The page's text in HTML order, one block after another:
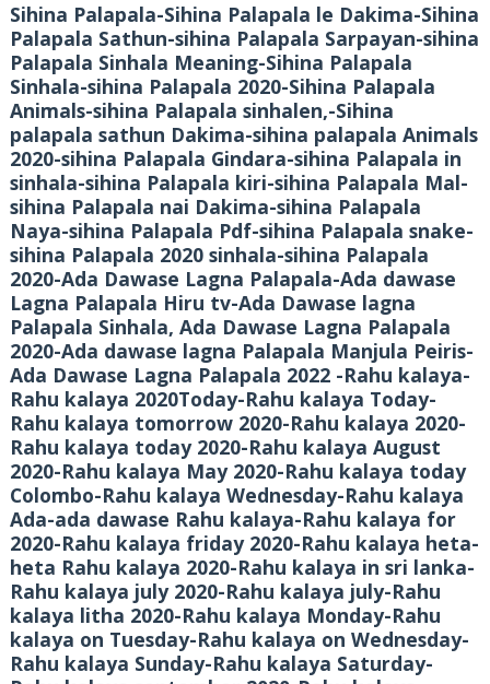
Sihina Palapala-Sihina Palapala le Dakima-Sihina
Palapala Sathun-sihina Palapala Sarpayan-sihina
Palapala Sinhala Meaning-Sihina Palapala
Sinhala-sihina Palapala 2020-Sihina Palapala
Animals-sihina Palapala sinhalen,-Sihina
palapala sathun Dakima-sihina palapala Animals
2020-sihina Palapala Gindara-sihina Palapala in
sinhala-sihina Palapala kiri-sihina Palapala Mal-
sihina Palapala nai Dakima-sihina Palapala
Naya-sihina Palapala Pdf-sihina Palapala snake-
sihina Palapala 2020 sinhala-sihina Palapala
2020-Ada Dawase Lagna Palapala-Ada dawase
Lagna Palapala Hiru tv-Ada Dawase lagna
Palapala Sinhala, Ada Dawase Lagna Palapala
2020-Ada dawase lagna Palapala Manjula Peiris-
Ada Dawase Lagna Palapala 2022 -Rahu kalaya-
Rahu kalaya 2020Today-Rahu kalaya Today-
Rahu kalaya tomorrow 2020-Rahu kalaya 2020-
Rahu kalaya today 2020-Rahu kalaya August
2020-Rahu kalaya May 2020-Rahu kalaya today
Colombo-Rahu kalaya Wednesday-Rahu kalaya
Ada-ada dawase Rahu kalaya-Rahu kalaya for
2020-Rahu kalaya friday 2020-Rahu kalaya heta-
heta Rahu kalaya 2020-Rahu kalaya in sri lanka-
Rahu kalaya july 2020-Rahu kalaya july-Rahu
kalaya litha 2020-Rahu kalaya Monday-Rahu
kalaya on Tuesday-Rahu kalaya on Wednesday-
Rahu kalaya Sunday-Rahu kalaya Saturday-